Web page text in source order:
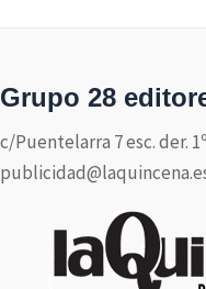
Grupo 28
c/Puentelarra 7 esc. der.